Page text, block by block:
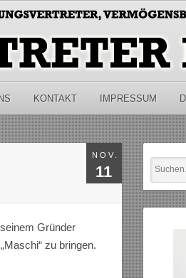
KONTAKT IMPRESSUM
NOV.
11
Gründer
zu bringen.